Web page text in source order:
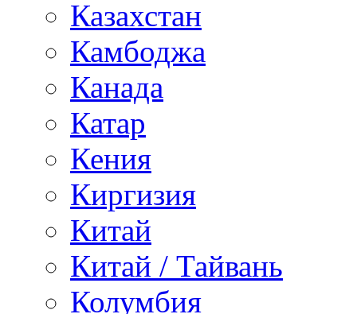
Казахстан
Камбоджа
Канада
Катар
Кения
Киргизия
Китай
Китай / Тайвань
Колумбия